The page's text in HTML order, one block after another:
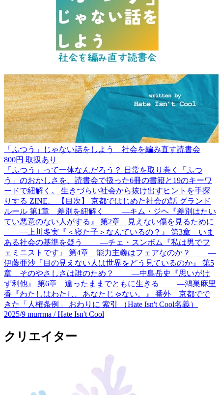
「ふつう」じゃない話をしよう 社会を編み直す読書会
800円 取扱あり
「ふつう」って一体なんだろう？ 日常を取り巻く「ふつ
う」のおかしさを、読書会で扱った6冊の書籍と19のキーワ
ードで紐解く。 生きづらい社会から抜け出すヒントを手探
りする ZINE。 【目次】 京都ではじめた社会の話 グランド
ルール 第1章 差別を紐解く ―キム・ジヘ『差別はたい
てい悪意のない人がする』 第2章 見えない傷を見るために
―上川多実『＜寝た子＞なんているの？』 第3章 いま
ある社会の基準を疑う ―チェ・スンボム『私は男でフ
ェミニストです』 第4章 能力主義はフェアなのか？ ―
伊藤亜沙『目の見えない人は世界をどう見ているのか』 第5
章 そのやさしさは誰のため？ ―中島岳史『思いがけ
ず利他』 第6章 違ったままでともに生きる ―鴻巣麻里
香『わたしはわたし。あなたじゃない。』 番外 京都でで
きた「人権条例」 おわりに 索引 （Hate Isn't Cool名義）
2025/9 murrma / Hate Isn't Cool
クリエイター